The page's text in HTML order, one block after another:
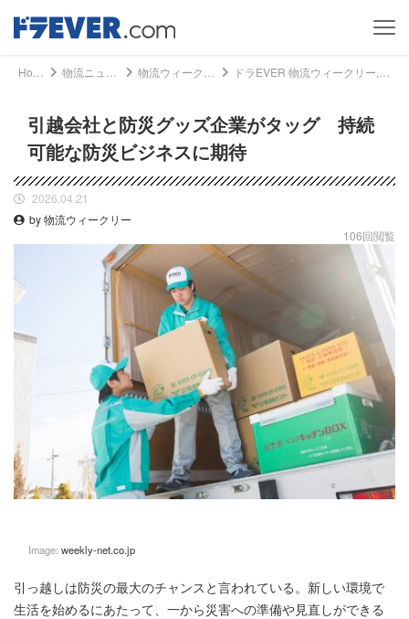
引越会社と防災グッズ企業がタッグ 持続
可能な防災ビジネスに期待
2026.04.21
by 物流ウィークリー
106回閲覧
Image: weekly-net.co.jp
引っ越しは防災の最大のチャンスと言われている。新しい環境で
生活を始めるにあたって、一から災害への準備や見直しができる